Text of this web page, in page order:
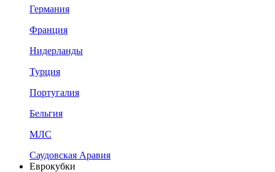
Германия
Франция
Нидерланды
Турция
Португалия
Бельгия
МЛС
Саудовская Аравия
Еврокубки